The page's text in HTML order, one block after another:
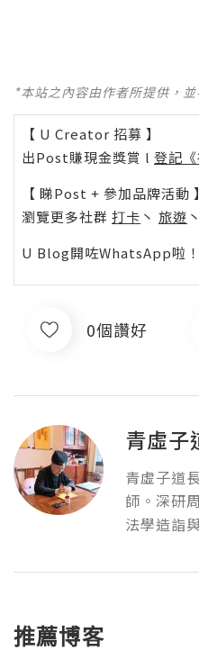
*本站之內容由作者所提供，
【 U Creator 招募 】
出Post賺現金獎賞 l 登記
【 睇Post + 參加品牌活動
瀏覽更多社群 打卡 丶 旅遊
U Blog開咗WhatsApp啦
0個讚好
青虛子
青虛子道
師。深研
法學造詣
推薦博客